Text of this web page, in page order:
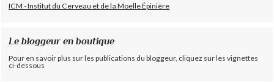
ICM - Institut du Cerveau et de la Moelle Épinière
Le bloggeur en boutique
Pour en savoir plus sur les publications du bloggeur, cliquez sur les vignettes
ci-dessous